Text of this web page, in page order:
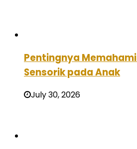
Pentingnya
Sensorik pada Anak
July 30, 2026